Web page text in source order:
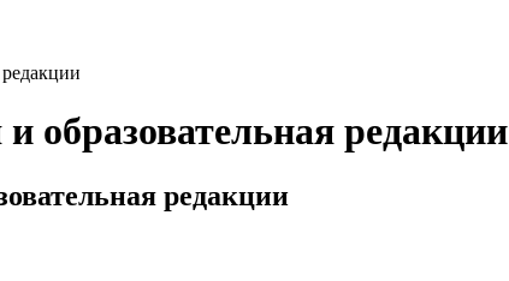
образовательная редакции
редакции